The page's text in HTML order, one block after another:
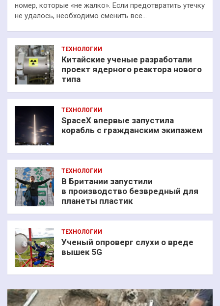
номер, которые «не жалко». Если предотвратить утечку
не удалось, необходимо сменить все…
ТЕХНОЛОГИИ
Китайские ученые разработали
проект ядерного реактора нового
типа
ТЕХНОЛОГИИ
SpaceX впервые запустила
корабль с гражданским экипажем
ТЕХНОЛОГИИ
В Британии запустили
в производство безвредный для
планеты пластик
ТЕХНОЛОГИИ
Ученый опроверг слухи о вреде
вышек 5G